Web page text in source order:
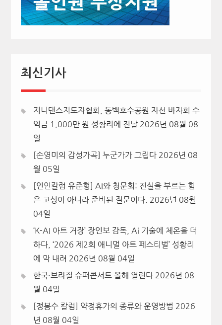
최신기사
지니댄스지도자협회, 동백호수공원 자선 바자회 수
익금 1,000만 원 성황리에 전달 2026년 08월 08
일
[손영미의 감성가곡] 누군가가 그립다 2026년 08
월 05일
[인인칼럼 유준형] AI와 청문회: 진실을 부르는 힘
은 고성이 아니라 준비된 질문이다.
2026년 08월
04일
‘K-AI 아트 거장’ 장인보 감독, Ai 기술에 체온을 더
하다, ‘2026 제2회 애니멀 아트 페스티벌’ 성황리
에 막 내려 2026년 08월 04일
한국·브라질 슈퍼콘서트 올해 열린다 2026년 08
월 04일
[정봉수 칼럼] 약정휴가의 종류와 운영방법 2026
년 08월 04일